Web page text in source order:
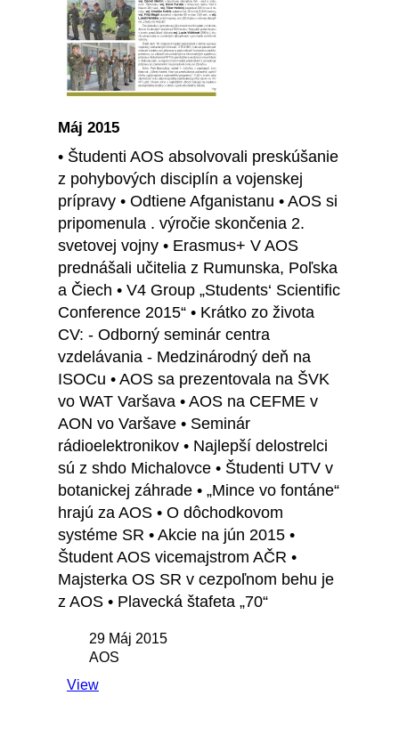
Máj 2015
• Študenti AOS absolvovali preskúšanie
z pohybových disciplín a vojenskej
prípravy • Odtiene Afganistanu • AOS si
pripomenula . výročie skončenia 2.
svetovej vojny • Erasmus+ V AOS
prednášali učitelia z Rumunska, Poľska
a Čiech • V4 Group „Students‘ Scientific
Conference 2015“ • Krátko zo života
CV: - Odborný seminár centra
vzdelávania - Medzinárodný deň na
ISOCu • AOS sa prezentovala na ŠVK
vo WAT Varšava • AOS na CEFME v
AON vo Varšave • Seminár
rádioelektronikov • Najlepší delostrelci
sú z shdo Michalovce • Študenti UTV v
botanickej záhrade • „Mince vo fontáne“
hrajú za AOS • O dôchodkovom
systéme SR • Akcie na jún 2015 •
Študent AOS vicemajstrom AČR •
Majsterka OS SR v cezpoľnom behu je
z AOS • Plavecká štafeta „70“
29 Máj 2015
AOS
View